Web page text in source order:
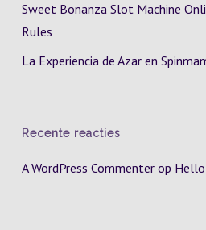
Sweet Bonanza Slot Machine
Rules
La Experiencia de Azar en
Recente reacties
A WordPress Commenterop